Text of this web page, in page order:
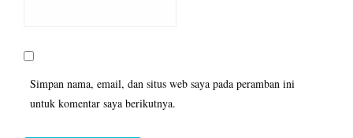
Simpan nama, email, dan situs web saya pada peramban ini
untuk komentar saya berikutnya.